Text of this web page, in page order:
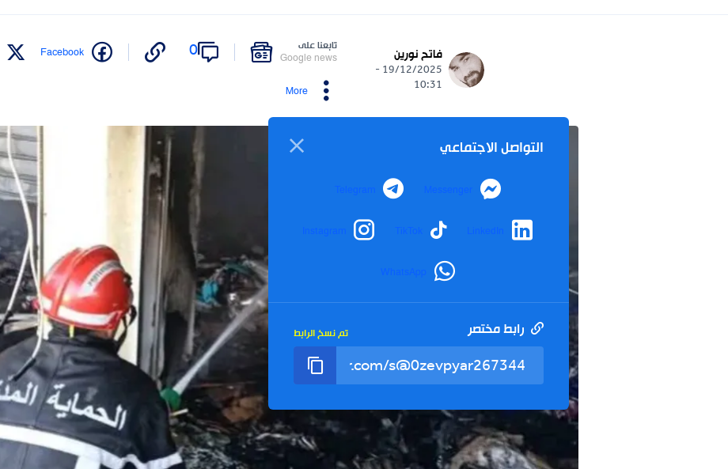
فاتح نورين
19/12/2025 -
10:31
تابعنا على
Google news
0
Facebook
More
التواصل الاجتماعي
Messenger
Telegram
LinkedIn
TikTok
Instagram
WhatsApp
رابط مختصر تم نسخ الرابط